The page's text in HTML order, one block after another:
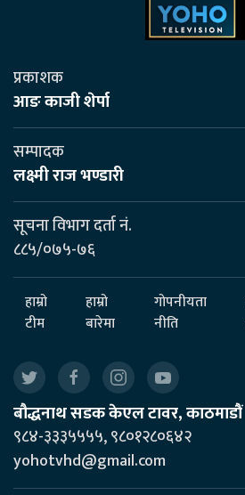
प्रकाशक
आङ काजी शेर्पा
सम्पादक
लक्ष्मी राज भण्डारी
सूचना विभाग दर्ता नं.
८८५/०७५-७६
हाम्रो
टीम
हाम्रो
बारेमा
गोपनीयता
नीति
बौद्धनाथ सडक केएल टावर, काठमाडौं
९८४-३३३५५५५, ९८०१२८०६४२
yohotvhd@gmail.com